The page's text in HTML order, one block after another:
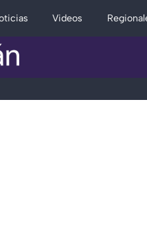
Videos